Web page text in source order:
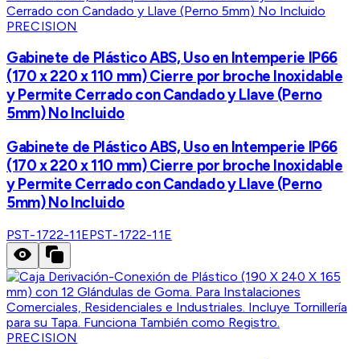
PRECISION
Gabinete de Plástico ABS, Uso en Intemperie IP66
(170 x 220 x 110 mm) Cierre por broche Inoxidable
y Permite Cerrado con Candado y Llave (Perno
5mm) No Incluido
Gabinete de Plástico ABS, Uso en Intemperie IP66
(170 x 220 x 110 mm) Cierre por broche Inoxidable
y Permite Cerrado con Candado y Llave (Perno
5mm) No Incluido
PST-1722-11EPST-1722-11E
PRECISION